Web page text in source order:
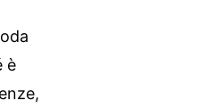
è